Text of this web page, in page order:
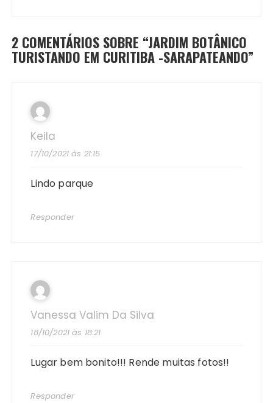
2 COMENTÁRIOS SOBRE “JARDIM BOTÂNICO
TURISTANDO EM CURITIBA -SARAPATEANDO”
Keila
17/10/2021 às 21:15
Lindo parque
Responder
Vanessa Valim Da Silva
18/10/2021 às 18:21
Lugar bem bonito!!! Rende muitas fotos!!
Responder